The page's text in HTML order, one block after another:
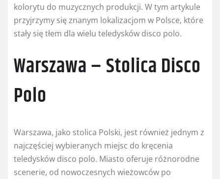
kolorytu do muzycznych produkcji. W tym artykule
przyjrzymy się znanym lokalizacjom w Polsce, które
stały się tłem dla wielu teledysków disco polo.
Warszawa – Stolica Disco
Polo
Warszawa, jako stolica Polski, jest również jednym z
najczęściej wybieranych miejsc do kręcenia
teledysków disco polo. Miasto oferuje różnorodne
scenerie, od nowoczesnych wieżowców po